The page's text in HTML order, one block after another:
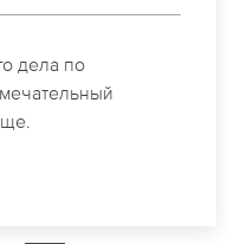
Заказывала
2 часа все было